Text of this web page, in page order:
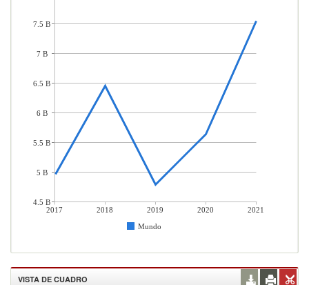
2017 2018 2019 2020
2021
Mundo
7.5 B
7 B
6.5 B
6 B
5.5 B
5 B
4.5 B
VISTA DE CUADRO